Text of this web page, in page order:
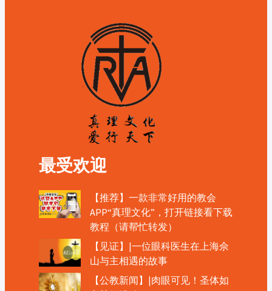
最受欢迎
【推荐】一款非常好用的教会
APP“真理文化”，打开链接看下载
教程（请帮忙转发）
【见证】|一位眼科医生在上海佘
山与主相遇的故事
【公教新闻】|肉眼可见！圣体如